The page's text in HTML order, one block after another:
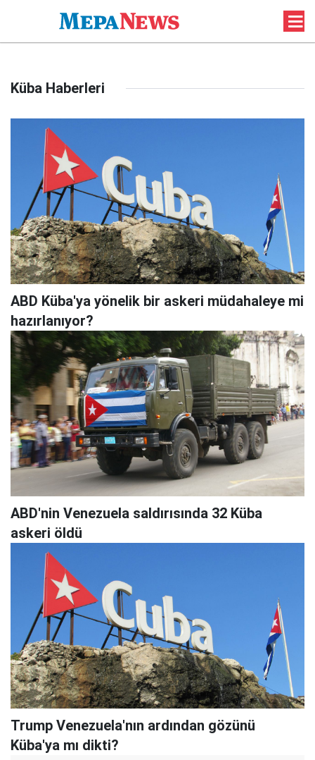
Küba Haberleri
ABD Küba'ya yönelik bir askeri müdahaleye mi
hazırlanıyor?
ABD'nin Venezuela saldırısında 32 Küba
askeri öldü
Trump Venezuela'nın ardından gözünü
Küba'ya mı dikti?